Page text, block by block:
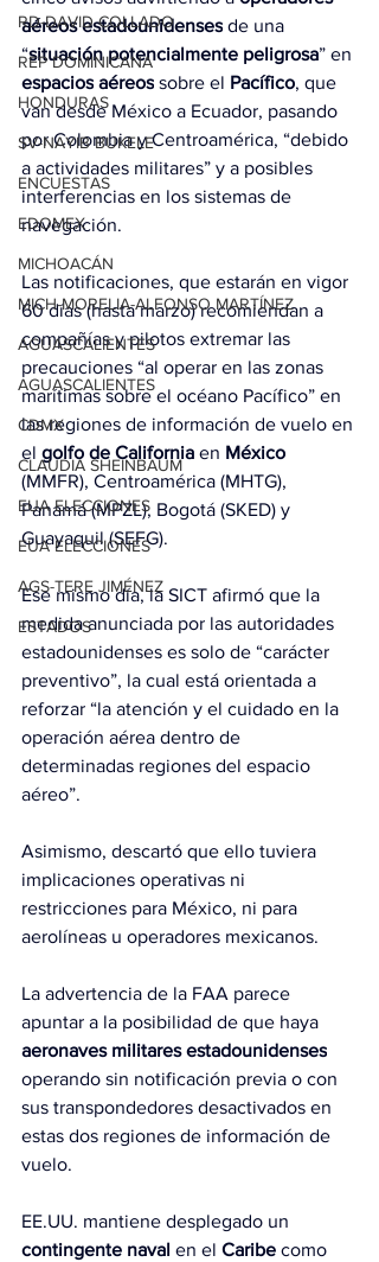
RD-DAVID COLLADO
REP DOMINICANA
HONDURAS
SV-NAYIB BUKELE
ENCUESTAS
EDOMEX
MICHOACÁN
MICH-MORELIA-ALFONSO MARTÍNEZ
AGUASCALIENTES
AGUASCALIENTES
CDMX
CLAUDIA SHEINBAUM
EUA ELECCIONES
EUA ELECCIONES
AGS-TERE JIMÉNEZ
ESTADOS
aéreos estadounidenses de una
“situación potencialmente peligrosa” en
espacios aéreos sobre el Pacífico, que
van desde México a Ecuador, pasando
por Colombia y Centroamérica, “debido
a actividades militares” y a posibles
interferencias en los sistemas de
navegación.
Las notificaciones, que estarán en vigor
60 días (hasta marzo) recomiendan a
compañías y pilotos extremar las
precauciones “al operar en las zonas
marítimas sobre el océano Pacífico” en
las regiones de información de vuelo en
el golfo de California en México
(MMFR), Centroamérica (MHTG),
Panamá (MPZL), Bogotá (SKED) y
Guayaquil (SEFG).
Ese mismo día, la SICT afirmó que la
medida anunciada por las autoridades
estadounidenses es solo de “carácter
preventivo”, la cual está orientada a
reforzar “la atención y el cuidado en la
operación aérea dentro de
determinadas regiones del espacio
aéreo”.
Asimismo, descartó que ello tuviera
implicaciones operativas ni
restricciones para México, ni para
aerolíneas u operadores mexicanos.
La advertencia de la FAA parece
apuntar a la posibilidad de que haya
aeronaves militares estadounidenses
operando sin notificación previa o con
sus transpondedores desactivados en
estas dos regiones de información de
vuelo.
EE.UU. mantiene desplegado un
contingente naval en el Caribe como